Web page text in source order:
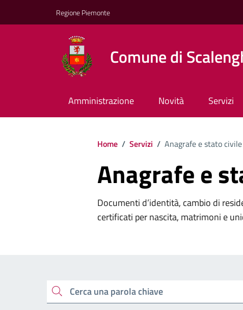
Regione Piemonte
Comune di
Amministrazione Novità Servizi
Home / Servizi / Anagrafe e stato civile
Anagrafe e
Documenti d’identità, cambio di
certificati per nascita, matrimoni e
Cerca una parola chiave